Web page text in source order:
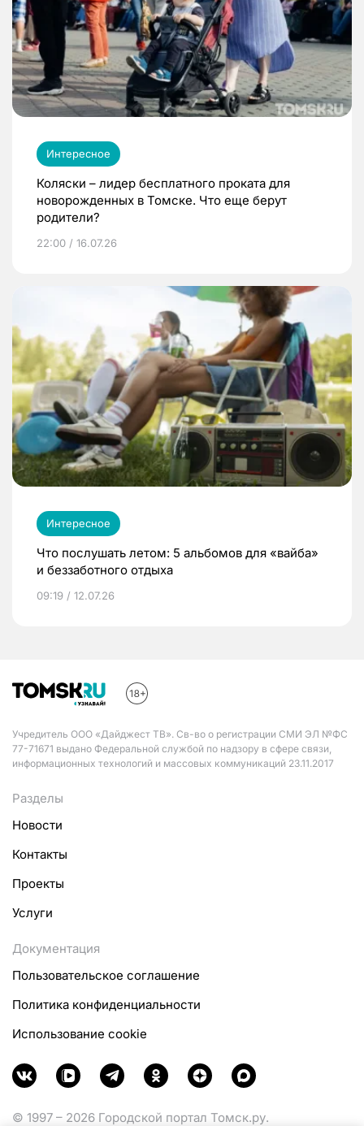
Интересное
Коляски – лидер бесплатного проката для
новорожденных в Томске. Что еще берут
родители?
22:00 / 16.07.26
Интересное
Что послушать летом: 5 альбомов для «вайба»
и беззаботного отдыха
09:19 / 12.07.26
Учредитель ООО «Дайджест ТВ». Св-во о регистрации СМИ ЭЛ №ФС
77-71671 выдано Федеральной службой по надзору в сфере связи,
информационных технологий и массовых коммуникаций 23.11.2017
Разделы
Новости
Контакты
Проекты
Услуги
Документация
Пользовательское соглашение
Политика конфиденциальности
Использование cookie
© 1997 – 2026 Городской портал Томск.ру.